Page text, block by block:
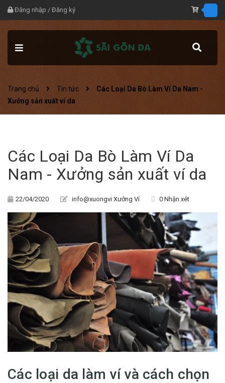
Đăng nhập / Đăng ký
Trang chủ Tin tức
Các Loại Da Bò Làm Ví Da Nam -
Xưởng sản xuất ví da
Các Loại Da Bò Làm Ví Da
Nam - Xưởng sản xuất ví da
22/04/2020 info@xuongvi Xưởng Ví 0 Nhận xét
Các loại da làm ví và cách chọn